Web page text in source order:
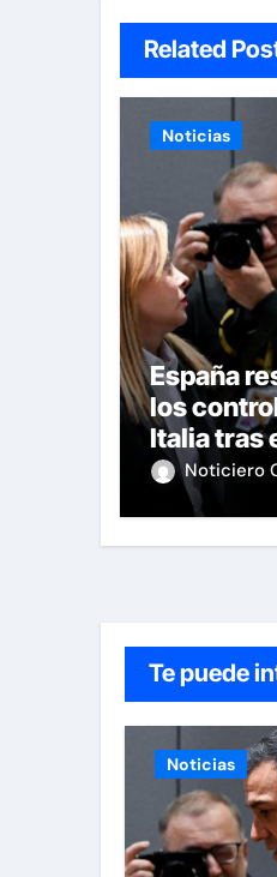
Related
Noticias
España
los
Italia tras
retirar
Noticiero
Te puede
Noticias